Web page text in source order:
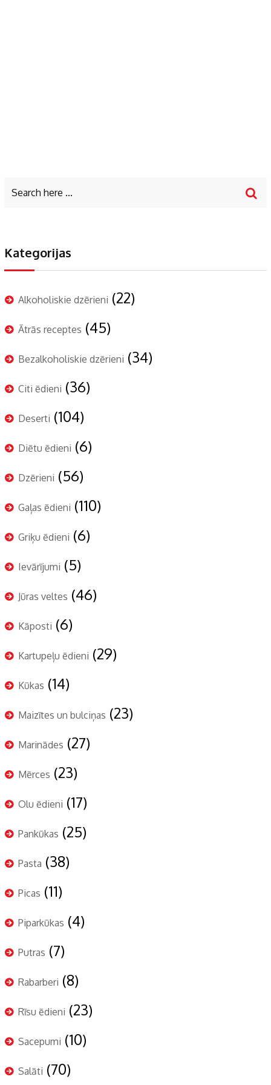
Kategorijas
Alkoholiskie dzērieni (22)
Ātrās receptes (45)
Bezalkoholiskie dzērieni (34)
Citi ēdieni (36)
Deserti (104)
Diētu ēdieni (6)
Dzērieni (56)
Gaļas ēdieni (110)
Griķu ēdieni (6)
Ievārījumi (5)
Jūras veltes (46)
Kāposti (6)
Kartupeļu ēdieni (29)
Kūkas (14)
Maizītes un bulciņas (23)
Marinādes (27)
Mērces (23)
Olu ēdieni (17)
Pankūkas (25)
Pasta (38)
Picas (11)
Piparkūkas (4)
Putras (7)
Rabarberi (8)
Rīsu ēdieni (23)
Sacepumi (10)
Salāti (70)